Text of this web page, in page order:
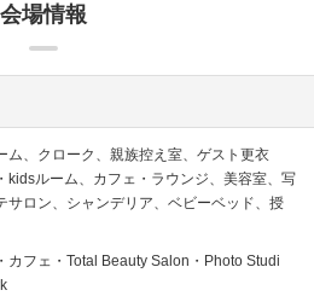
会場情報
ム クローク 親族控え室
ゲスト更衣
kidsルーム カフェ・ラウンジ 美容室
写
サロン シャンデリア ベビーベッド
授
カフェ・Total Beauty Salon・Photo Studi